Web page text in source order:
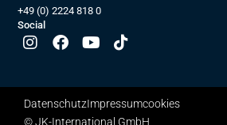
+49 (0) 2224 818 0
Social
© JK-International GmbH
DatenschutzImpressumcookies